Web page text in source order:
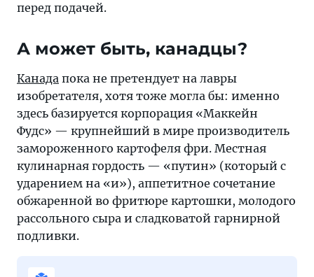
перед подачей.
А может быть, канадцы?
Канада пока не претендует на лавры
изобретателя, хотя тоже могла бы: именно
здесь базируется корпорация «Маккейн
Фудс» — крупнейший в мире производитель
замороженного картофеля фри. Местная
кулинарная гордость — «путин» (который с
ударением на «и»), аппетитное сочетание
обжаренной во фритюре картошки, молодого
рассольного сыра и сладковатой гарнирной
подливки.